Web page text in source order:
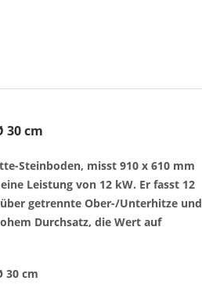
30 cm
Steinboden, misst 910 x 610 mm
Leistung von 12 kW. Er fasst 12
getrennte Ober-/Unterhitze und
Durchsatz, die Wert auf
30 cm